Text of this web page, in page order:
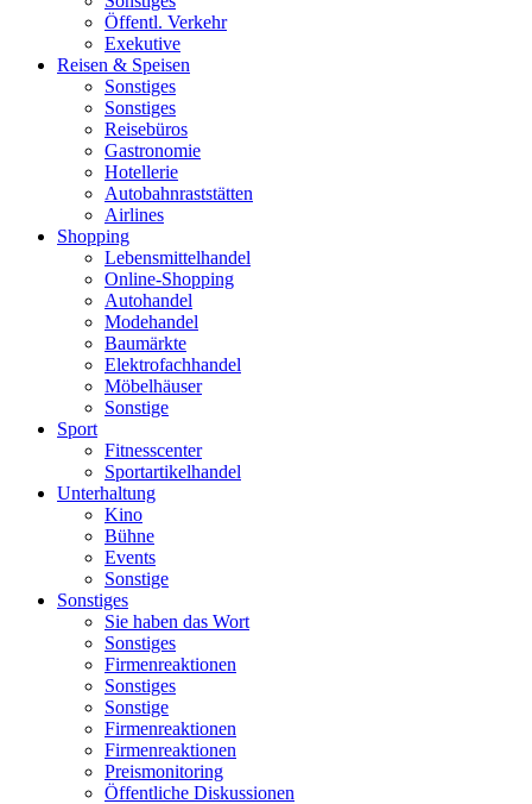
Öffentl. Verkehr
Exekutive
Reisen & Speisen
Sonstiges
Sonstiges
Reisebüros
Gastronomie
Hotellerie
Autobahnraststätten
Airlines
Shopping
Lebensmittelhandel
Online-Shopping
Autohandel
Modehandel
Baumärkte
Elektrofachhandel
Möbelhäuser
Sonstige
Sport
Fitnesscenter
Sportartikelhandel
Unterhaltung
Kino
Bühne
Events
Sonstige
Sonstiges
Sie haben das Wort
Sonstiges
Firmenreaktionen
Sonstiges
Sonstige
Firmenreaktionen
Firmenreaktionen
Preismonitoring
Öffentliche Diskussionen